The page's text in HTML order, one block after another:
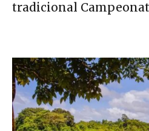
tradicional